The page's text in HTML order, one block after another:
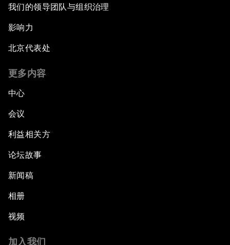
我们的领导团队与组织治理
影响力
北京代表处
更多内容
中心
会议
利益相关方
论坛故事
新闻稿
相册
视频
加入我们